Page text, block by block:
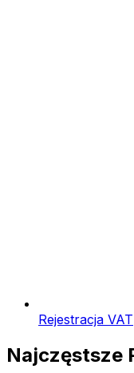
Rejestracja VAT
Najczęstsze